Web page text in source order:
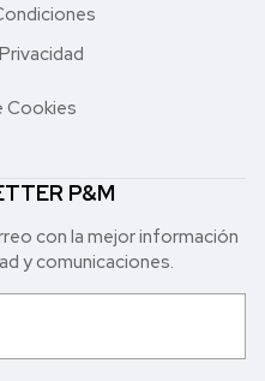
Cookies
P&M
con la mejor in formación
y comunicaciones.